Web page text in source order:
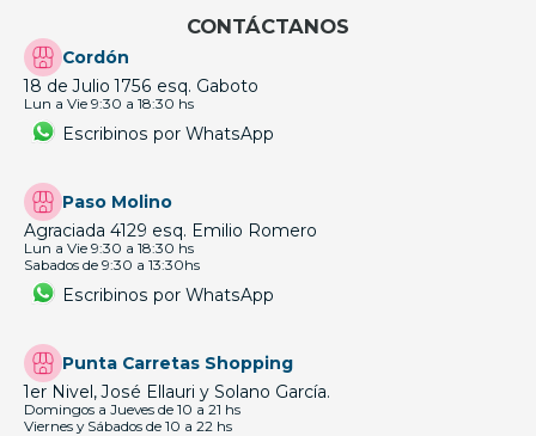
CONTÁCTANOS
Cordón
18 de Julio 1756 esq. Gaboto
Lun a Vie 9:30 a 18:30 hs
Escribinos por WhatsApp
Paso Molino
Agraciada 4129 esq. Emilio Romero
Lun a Vie 9:30 a 18:30 hs
Sabados de 9:30 a 13:30hs
Escribinos por WhatsApp
Punta Carretas Shopping
1er Nivel, José Ellauri y Solano García.
Domingos a Jueves de 10 a 21 hs
Viernes y Sábados de 10 a 22 hs